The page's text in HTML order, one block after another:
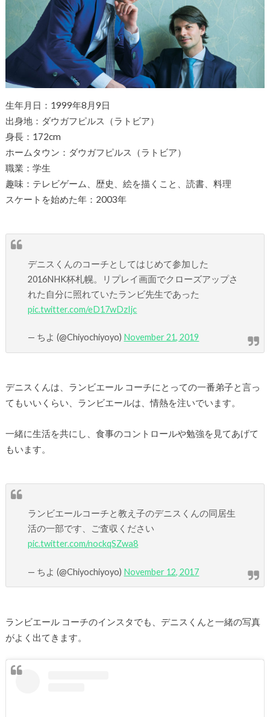
生年月日：1999年8月9日
出身地：ダウガフピルス（ラトビア）
身長：172cm
ホームタウン：ダウガフピルス（ラトビア）
職業：学生
趣味：テレビゲーム、歴史、絵を描くこと、読書、料理
スケートを始めた年：2003年
デニスくんのコーチとしてはじめて参加した
2016NHK杯札幌。リプレイ画面でクローズアップさ
れた自分に照れていたランビ先生であった
pic.twitter.com/eD17wDzIjc
— ちよ (@Chiyochiyoyo) November 21, 2019
デニスくんは、ランビエール コーチにとっての一番弟子と言っ
てもいいくらい、ランビエールは、情熱を注いでいます。
一緒に生活を共にし、食事のコントロールや勉強を見てあげて
もいます。
ランビエールコーチと教え子のデニスくんの同居生
活の一部です、ご査収ください
pic.twitter.com/nockqSZwa8
— ちよ (@Chiyochiyoyo) November 12, 2017
ランビエール コーチのインスタでも、デニスくんと一緒の写真
がよく出てきます。